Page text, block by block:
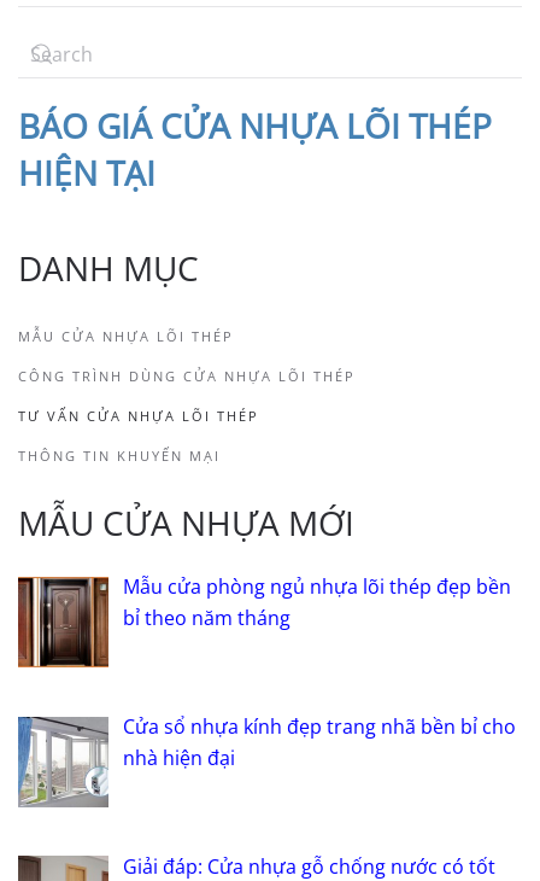
BÁO GIÁ CỬA NHỰA LÕI THÉP
HIỆN TẠI
DANH MỤC
MẪU CỬA NHỰA LÕI THÉP
CÔNG TRÌNH DÙNG CỬA NHỰA LÕI THÉP
TƯ VẤN CỬA NHỰA LÕI THÉP
THÔNG TIN KHUYẾN MẠI
MẪU CỬA NHỰA MỚI
Mẫu cửa phòng ngủ nhựa lõi thép đẹp bền
bỉ theo năm tháng
Cửa sổ nhựa kính đẹp trang nhã bền bỉ cho
nhà hiện đại
Giải đáp: Cửa nhựa gỗ chống nước có tốt